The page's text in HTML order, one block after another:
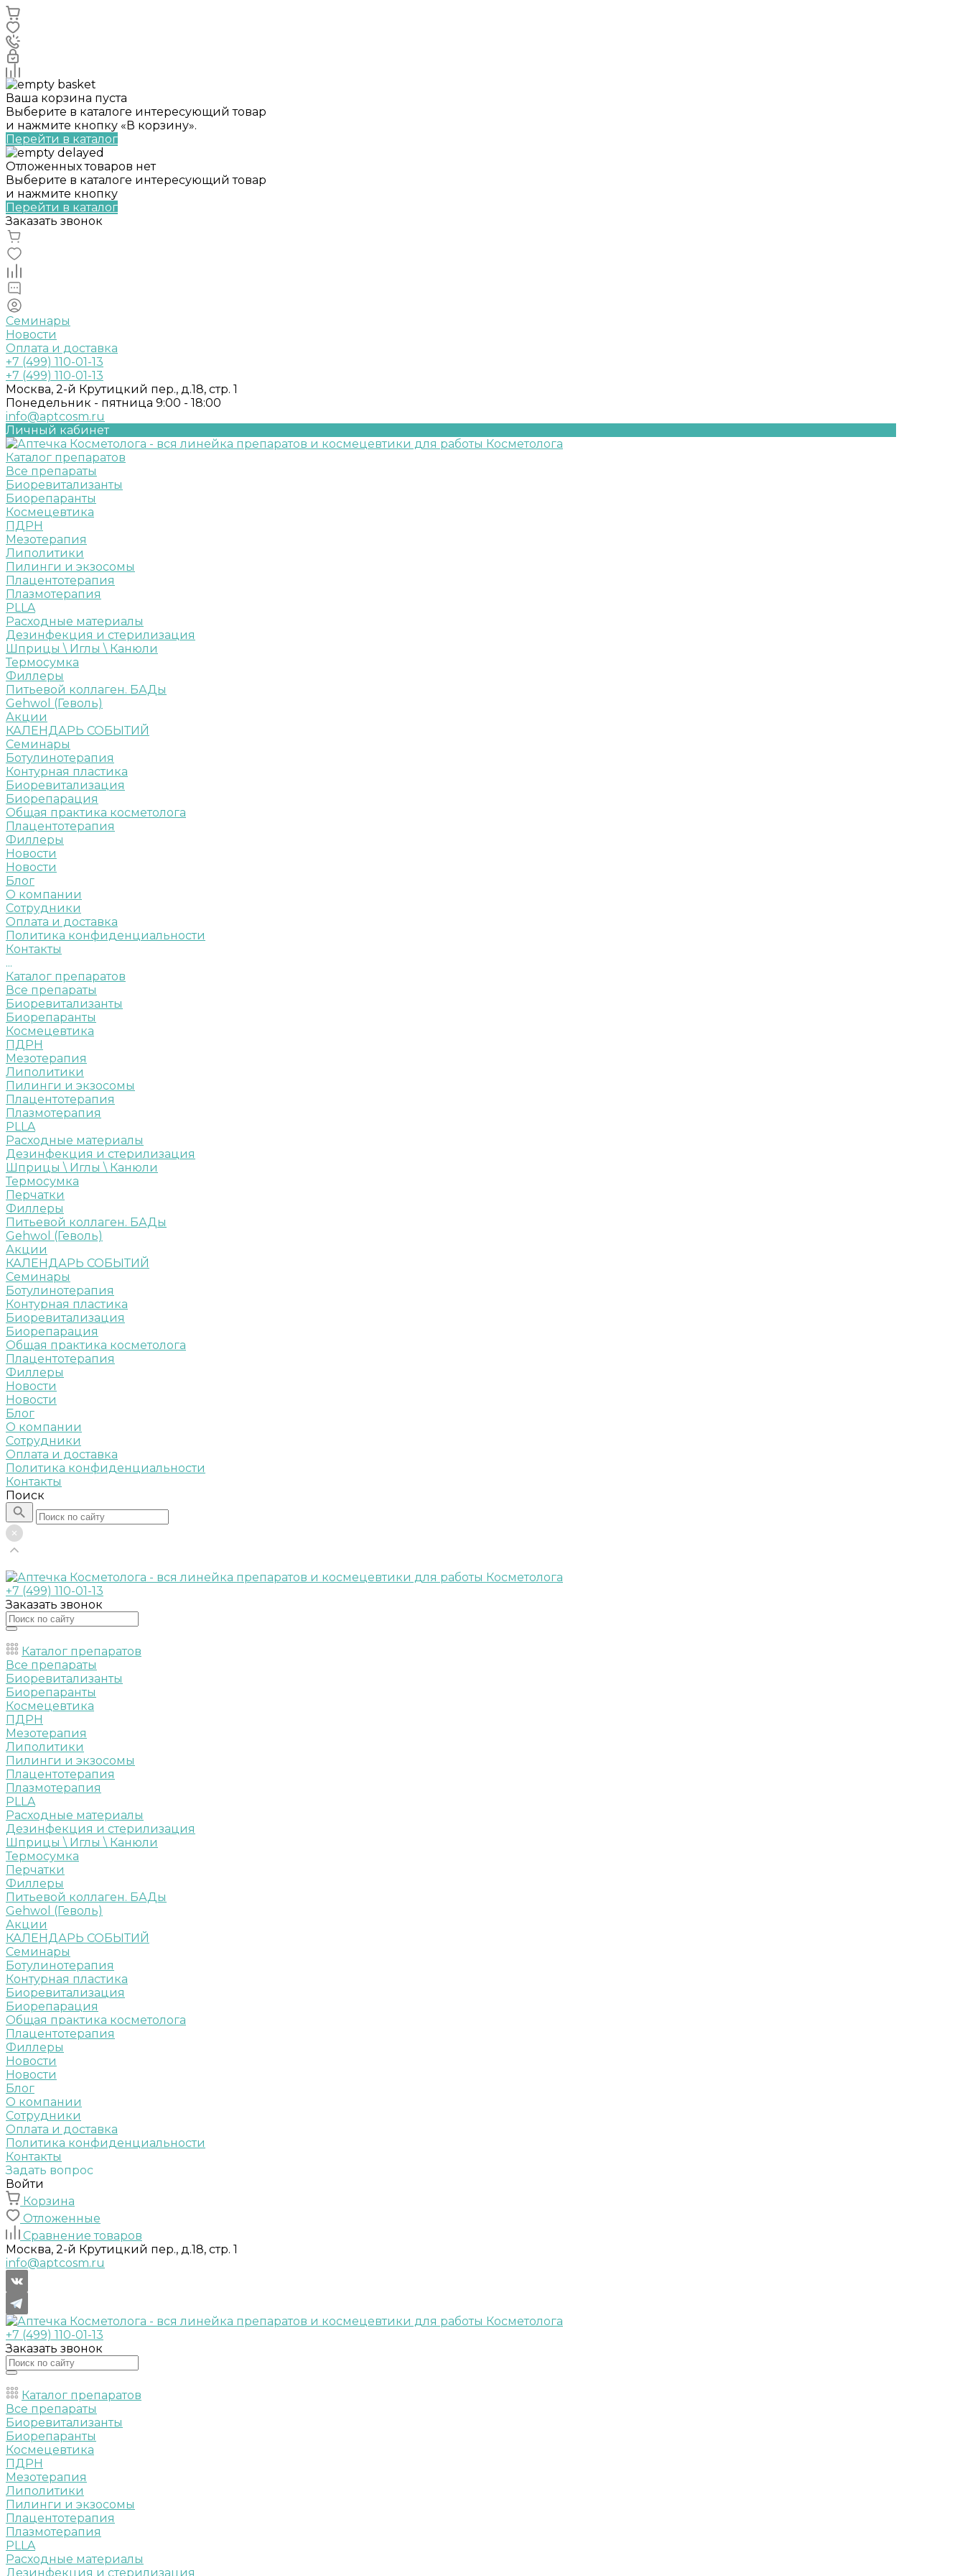
Ваша корзина пуста
Выберите в каталоге интересующий товар
и нажмите кнопку «В корзину».
Перейти в каталог
Отложенных товаров нет
Выберите в каталоге интересующий товар
и нажмите кнопку
Перейти в каталог
Заказать звонок
Семинары
Новости
Оплата и доставка
+7 (499) 110-01-13
+7 (499) 110-01-13
Москва, 2-й Крутицкий пер., д.18, стр. 1
Понедельник - пятница 9:00 - 18:00
info@aptcosm.ru
Личный кабинет
Каталог препаратов
Все препараты
Биоревитализанты
Биорепаранты
Космецевтика
ПДРН
Мезотерапия
Липолитики
Пилинги и экзосомы
Плацентотерапия
Плазмотерапия
PLLA
Расходные материалы
Дезинфекция и стерилизация
Шприцы \ Иглы \ Канюли
Термосумка
Филлеры
Питьевой коллаген. БАДы
Gehwol (Геволь)
Акции
КАЛЕНДАРЬ СОБЫТИЙ
Семинары
Ботулинотерапия
Контурная пластика
Биоревитализация
Биорепарация
Общая практика косметолога
Плацентотерапия
Филлеры
Новости
Новости
Блог
О компании
Сотрудники
Оплата и доставка
Политика конфиденциальности
Контакты
...
Каталог препаратов
Все препараты
Биоревитализанты
Биорепаранты
Космецевтика
ПДРН
Мезотерапия
Липолитики
Пилинги и экзосомы
Плацентотерапия
Плазмотерапия
PLLA
Расходные материалы
Дезинфекция и стерилизация
Шприцы \ Иглы \ Канюли
Термосумка
Перчатки
Филлеры
Питьевой коллаген. БАДы
Gehwol (Геволь)
Акции
КАЛЕНДАРЬ СОБЫТИЙ
Семинары
Ботулинотерапия
Контурная пластика
Биоревитализация
Биорепарация
Общая практика косметолога
Плацентотерапия
Филлеры
Новости
Новости
Блог
О компании
Сотрудники
Оплата и доставка
Политика конфиденциальности
Контакты
Поиск
+7 (499) 110-01-13
Заказать звонок
Каталог препаратов
Все препараты
Биоревитализанты
Биорепаранты
Космецевтика
ПДРН
Мезотерапия
Липолитики
Пилинги и экзосомы
Плацентотерапия
Плазмотерапия
PLLA
Расходные материалы
Дезинфекция и стерилизация
Шприцы \ Иглы \ Канюли
Термосумка
Перчатки
Филлеры
Питьевой коллаген. БАДы
Gehwol (Геволь)
Акции
КАЛЕНДАРЬ СОБЫТИЙ
Семинары
Ботулинотерапия
Контурная пластика
Биоревитализация
Биорепарация
Общая практика косметолога
Плацентотерапия
Филлеры
Новости
Новости
Блог
О компании
Сотрудники
Оплата и доставка
Политика конфиденциальности
Контакты
Задать вопрос
Войти
Корзина
Отложенные
Сравнение товаров
Москва, 2-й Крутицкий пер., д.18, стр. 1
info@aptcosm.ru
+7 (499) 110-01-13
Заказать звонок
Каталог препаратов
Все препараты
Биоревитализанты
Биорепаранты
Космецевтика
ПДРН
Мезотерапия
Липолитики
Пилинги и экзосомы
Плацентотерапия
Плазмотерапия
PLLA
Расходные материалы
Дезинфекция и стерилизация